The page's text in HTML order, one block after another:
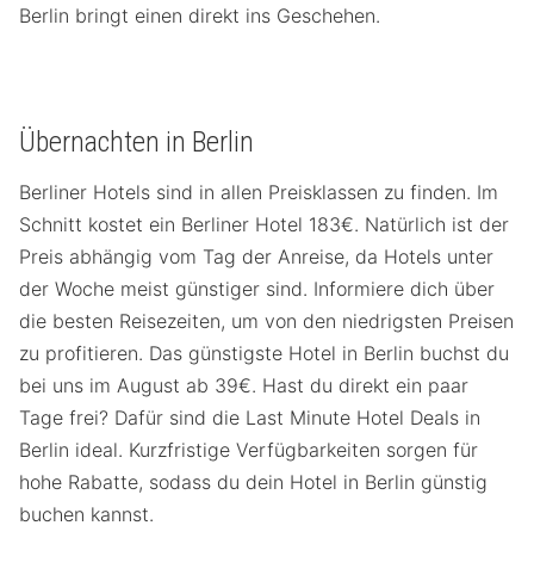
Berlin bringt einen direkt ins Geschehen.
Übernachten in Berlin
Berliner Hotels sind in allen Preisklassen zu finden. Im
Schnitt kostet ein Berliner Hotel 183€. Natürlich ist der
Preis abhängig vom Tag der Anreise, da Hotels unter
der Woche meist günstiger sind. Informiere dich über
die besten Reisezeiten, um von den niedrigsten Preisen
zu profitieren. Das günstigste Hotel in Berlin buchst du
bei uns im August ab 39€. Hast du direkt ein paar
Tage frei? Dafür sind die Last Minute Hotel Deals in
Berlin ideal. Kurzfristige Verfügbarkeiten sorgen für
hohe Rabatte, sodass du dein Hotel in Berlin günstig
buchen kannst.